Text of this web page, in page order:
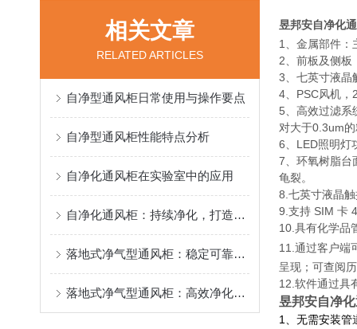
相关文章
RELATED ARTICLES
自净型通风柜日常使用与操作要点
自净型通风柜性能特点分析
自净化通风柜在实验室中的应用
自净化通风柜：持续净化，打造清新实验空间
落地式净气型通风柜：稳定可靠，给用户安心的使用感受
落地式净气型通风柜：高效净化，守护实验环境
昱邦安自净化
1、金属部件：
2、前板及侧板
3、七英寸液晶
4、PSC风机，
5、高效过滤系
对大于0.3um
6、LED照明灯
7、环氧树脂台
龟裂。
8.七英寸液晶
9.支持 SIM 卡
10.具有化学品
11.通过客户端
呈现；可查阅
12.软件通过具
昱邦安自净
1、无需安装管